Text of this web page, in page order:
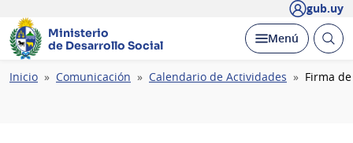
gub.uy
Ministerio
de Desarrollo Social
Desplegar
Menú Abrir
Ruta
Inicio Comunicación Calendario de Actividades Firma